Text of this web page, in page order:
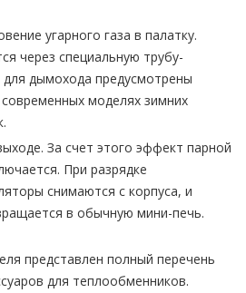
угарного газа в палатку.
через специальную трубу-
дымохода предусмотрены
моделях зимних
За счет этого эффект парной
При разрядке
снимаются с корпуса, и
в обычную мини-печь.
представлен полный перечень
для теплообменников.